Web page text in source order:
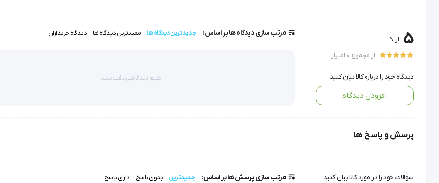
اکارتور گلپی
اگر به دنبال ابزاری تخصصی برای ایجاد کشش مطمئن در حین جراحی هستید، بدون شک اکارتور گلپی مدل Surgi Tech انتخابی بی‌نظیر است.
این اکارتور گلپی با طراحی خودنگهدار و مکانیزم ضامن‌دار، به جراحان کمک می‌کند تا در عین دسترسی بهتر به بافت‌های داخلی، دستان آزاد و
داشته باشند.
کمترین آسیب ممکن میسر می‌کند.
5 از 5
از مجموع 0 امتیاز
دیدگاه خود را درباره کالا بیان کنید
افزودن دیدگاه
مرتب سازی دیدگاه ها بر اساس: جدیدترین دیدگاه ها مفیدترین دیدگاه ها دیدگاه خریداران
هیچ دیدگاهی یافت نشد
پرسش و پاسخ ها
سوالات خود را در مورد کالا بیان کنید مرتب سازی پرسش ها بر اساس: جدیدترین بدون پاسخ دارای پاسخ